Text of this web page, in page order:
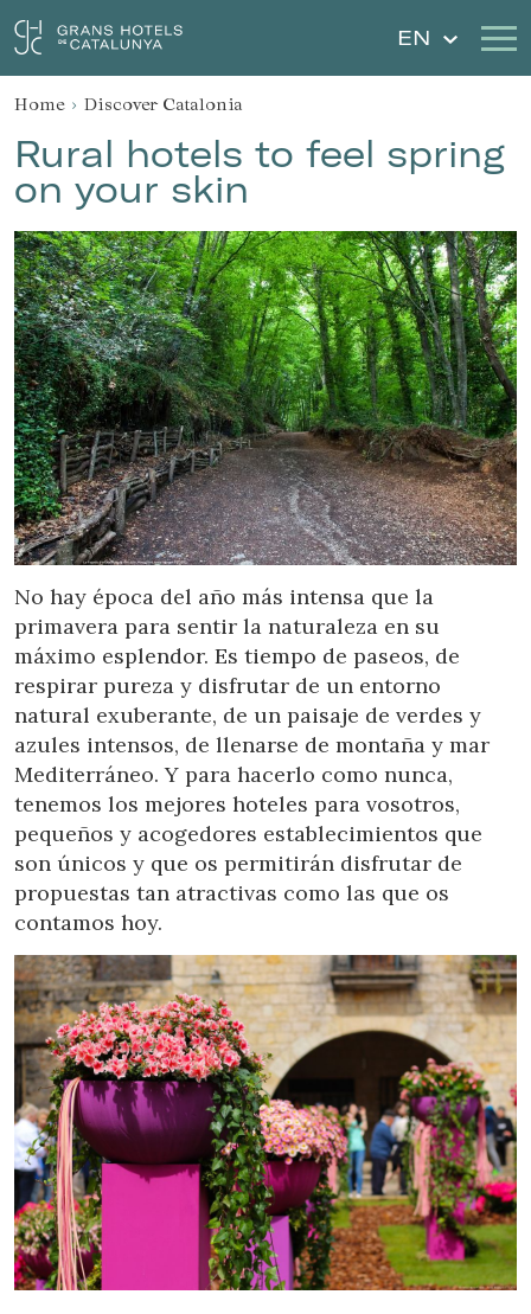
EN
Our Hotels Getaways
Weddings
Discover Catalonia Contact
My reservation
Sign in Sign up
Location/hotel name
Home Discover Catalonia
Rural hotels to feel spring
on your skin
No hay época del año más intensa que la
primavera para sentir la naturaleza en su
máximo esplendor. Es tiempo de paseos, de
respirar pureza y disfrutar de un entorno
natural exuberante, de un paisaje de verdes y
azules intensos, de llenarse de montaña y mar
Mediterráneo. Y para hacerlo como nunca,
tenemos los mejores hoteles para vosotros,
pequeños y acogedores establecimientos que
son únicos y que os permitirán disfrutar de
propuestas tan atractivas como las que os
contamos hoy.